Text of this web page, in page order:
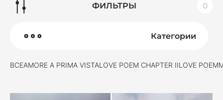
Категории
ФИЛЬТРЫ 0
ВСЕAMORE A PRIMA VISTALOVE POEM CHAPTER IILOVE POEM